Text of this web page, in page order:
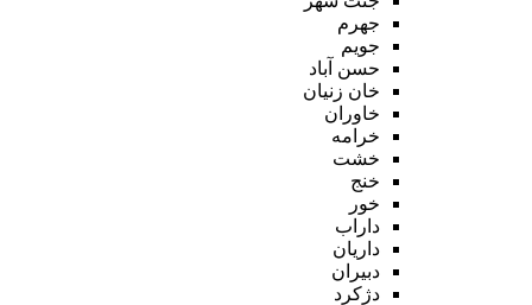
جهرم
جویم
حسن آباد
خان زنیان
خاوران
خرامه
خشت
خنج
خور
داراب
داریان
دبیران
دژکرد